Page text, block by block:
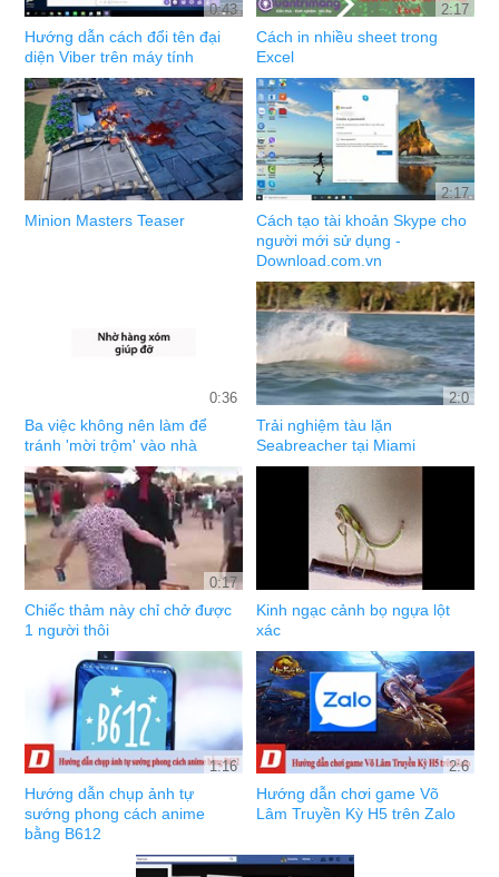
0:43
Hướng dẫn cách đổi tên đại
diện Viber trên máy tính
2:17
Cách in nhiều sheet trong
Excel
Minion Masters Teaser
2:17
Cách tạo tài khoản Skype cho
người mới sử dụng -
Download.com.vn
0:36
Ba việc không nên làm để
tránh 'mời trộm' vào nhà
2:0
Trải nghiệm tàu lặn
Seabreacher tại Miami
0:17
Chiếc thảm này chỉ chở được
1 người thôi
Kinh ngạc cảnh bọ ngựa lột
xác
1:16
Hướng dẫn chụp ảnh tự
sướng phong cách anime
bằng B612
2:6
Hướng dẫn chơi game Võ
Lâm Truyền Kỳ H5 trên Zalo